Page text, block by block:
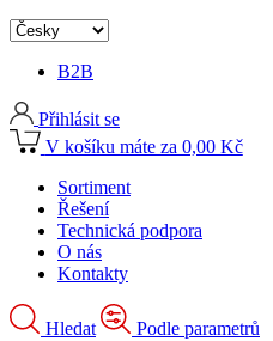
B2B
Přihlásit se
V košíku máte za 0,00 Kč
Sortiment
Řešení
Technická podpora
O nás
Kontakty
Hledat Podle parametrů